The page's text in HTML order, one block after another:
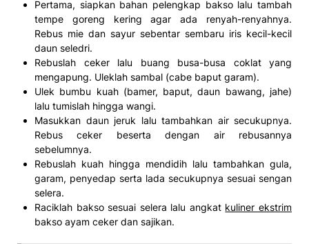
Pertama, siapkan bahan pelengkap bakso lalu tambah
tempe goreng kering agar ada renyah-renyahnya.
Rebus mie dan sayur sebentar sembaru iris kecil-kecil
daun seledri.
Rebuslah ceker lalu buang busa-busa coklat yang
mengapung. Uleklah sambal (cabe baput garam).
Ulek bumbu kuah (bamer, baput, daun bawang, jahe)
lalu tumislah hingga wangi.
Masukkan daun jeruk lalu tambahkan air secukupnya.
Rebus ceker beserta dengan air rebusannya
sebelumnya.
Rebuslah kuah hingga mendidih lalu tambahkan gula,
garam, penyedap serta lada secukupnya sesuai sengan
selera.
Raciklah bakso sesuai selera lalu angkat kuliner ekstrim
bakso ayam ceker dan sajikan.